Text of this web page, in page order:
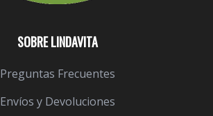
SOBRE LINDAVITA
Preguntas Frecuentes
Envíos y Devoluciones